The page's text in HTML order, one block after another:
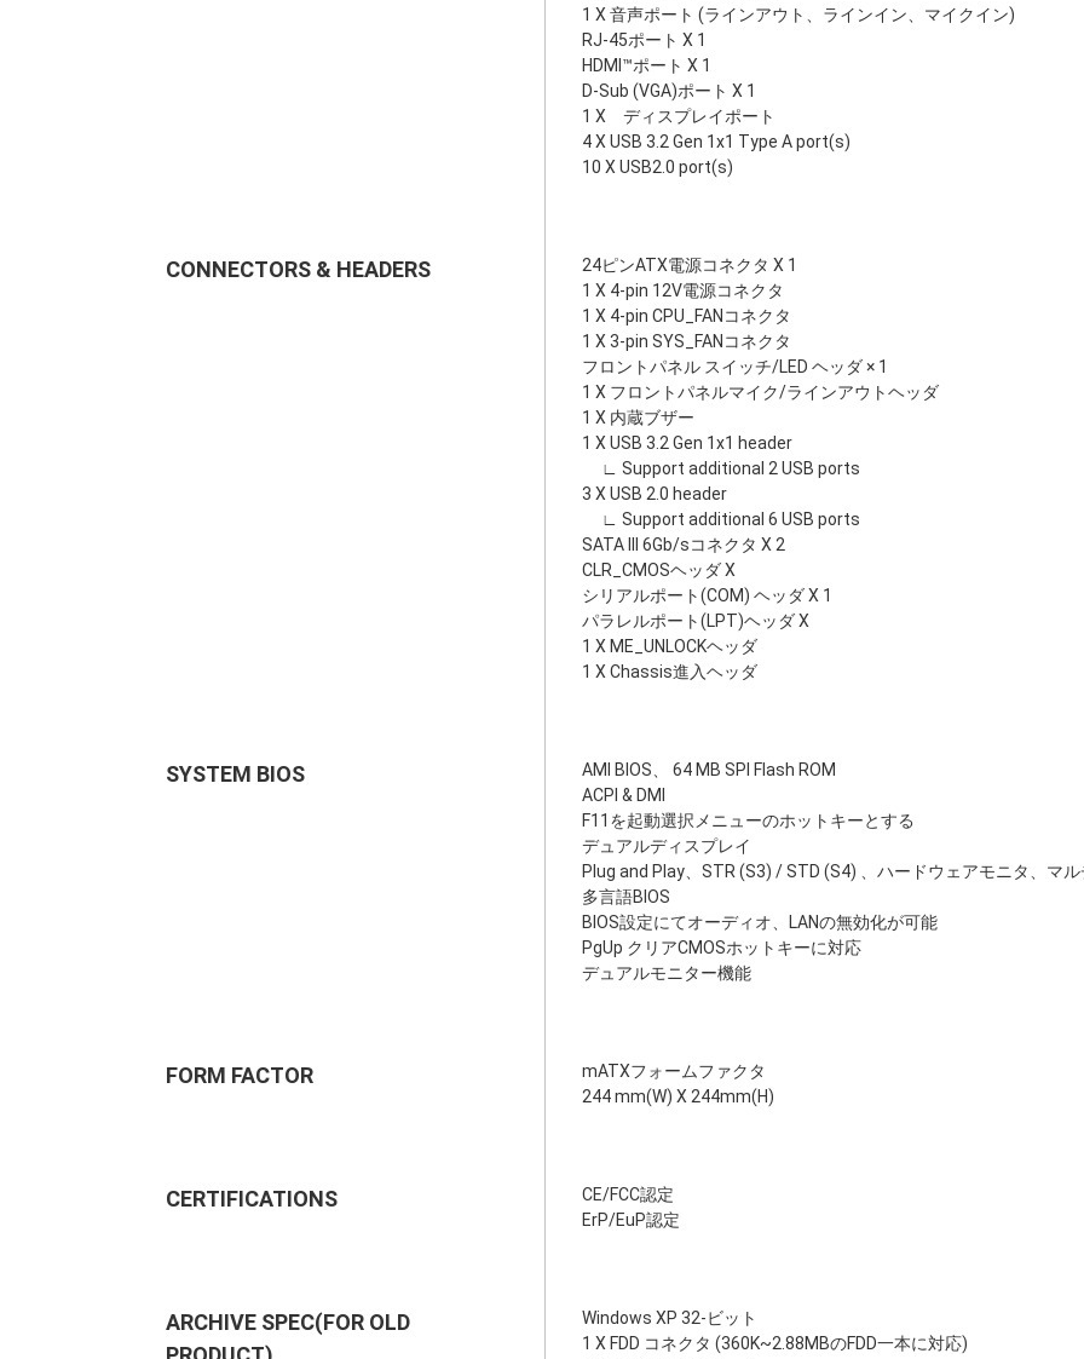
1 X 音声ポート (ラインアウト、ラインイン、マイクイン)
RJ-45ポート X 1
HDMI™ポート X 1
D-Sub (VGA)ポート X 1
1 X ディスプレイポート
4 X USB 3.2 Gen 1x1 Type A port(s)
10 X USB2.0 port(s)
CONNECTORS & HEADERS
24ピンATX電源コネクタ X 1
1 X 4-pin 12V電源コネクタ
1 X 4-pin CPU_FANコネクタ
1 X 3-pin SYS_FANコネクタ
フロントパネル スイッチ/LED ヘッダ × 1
1 X フロントパネルマイク/ラインアウトヘッダ
1 X 内蔵ブザー
1 X USB 3.2 Gen 1x1 header
∟ Support additional 2 USB ports
3 X USB 2.0 header
∟ Support additional 6 USB ports
SATA III 6Gb/sコネクタ X 2
CLR_CMOSヘッダ X
シリアルポート(COM) ヘッダ X 1
パラレルポート(LPT)ヘッダ X
1 X ME_UNLOCKヘッダ
1 X Chassis進入ヘッダ
SYSTEM BIOS
AMI BIOS、 64 MB SPI Flash ROM
ACPI & DMI
F11を起動選択メニューのホットキーとする
デュアルディスプレイ
Plug and Play、STR (S3) / STD (S4) 、ハードウェアモニタ、マル
多言語BIOS
BIOS設定にてオーディオ、LANの無効化が可能
PgUp クリアCMOSホットキーに対応
デュアルモニター機能
FORM FACTOR
mATXフォームファクタ
244 mm(W) X 244mm(H)
CERTIFICATIONS
CE/FCC認定
ErP/EuP認定
ARCHIVE SPEC(FOR OLD
Windows XP 32-ビット
1 X FDD コネクタ (360K~2.88MBのFDD一本に対応)